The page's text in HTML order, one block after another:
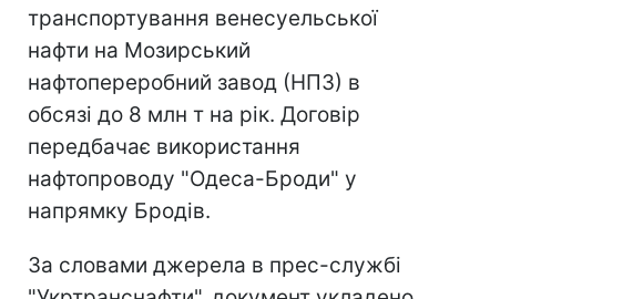
транспортування венесуельської
нафти на Мозирський
нафтопереробний завод (НПЗ) в
обсязі до 8 млн т на рік. Договір
передбачає використання
нафтопроводу "Одеса-Броди" у
напрямку Бродів.
За словами джерела в прес-службі